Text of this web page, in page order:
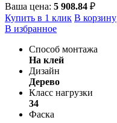
Ваша цена: 5 908.84 ₽
Купить в 1 клик В корзину
В избранное
Способ монтажа
На клей
Дизайн
Дерево
Класс нагрузки
34
Фаска